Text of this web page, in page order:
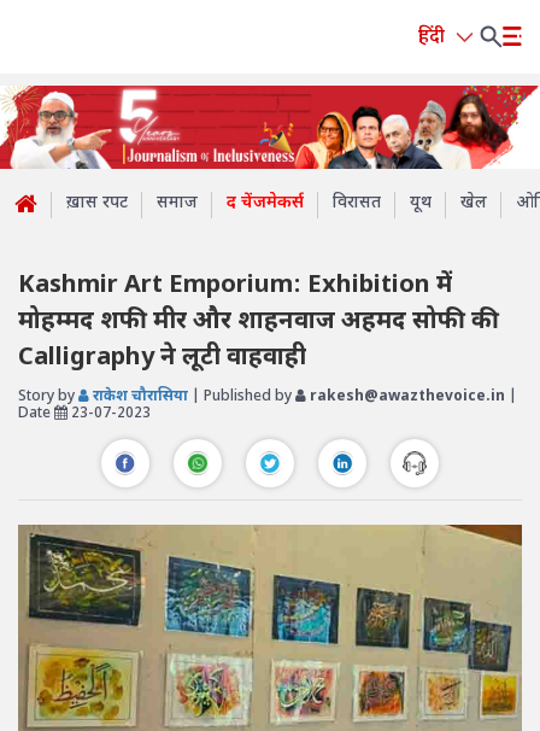
हिंदी
ख़ास रपट समाज द चेंजमेकर्स विरासत यूथ खेल
Kashmir Art Emporium: Exhibition में
मोहम्मद शफी मीर और शाहनवाज अहमद सोफी की
Calligraphy ने लूटी वाहवाही
Story by राकेश चौरासिया | Published by rakesh@awazthevoice.in
Date
23-07-2023